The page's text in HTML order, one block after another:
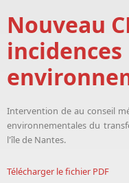
Nouveau
incidences
Intervention de au conseil
environnementales du
l'île de Nantes.
Télécharger le fichier PDF